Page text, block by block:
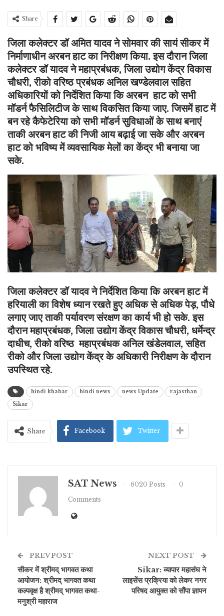
Share
जिला कलेक्टर डॉ अमित यादव ने सोमवार की सायं सीकर में
निर्माणाधीन अरबन हाट का निरीक्षण किया. इस दौरान जिला
कलेक्टर डॉ यादव ने महाप्रबंधक, जिला उद्योग केंद्र विकास
चौधरी, रीको वरिष्ठ प्रबंधक अनिल खण्डेलवाल सहित
अधिकारियों को निर्देशित किया कि अरबन हाट को सभी
मॉडर्न फैसिलिटीज के साथ विकसित किया जाए. जिसमें हाट में
बन रहे कैफेटेरिया को सभी मॉडर्न सुविधाओं के साथ बनाएं
ताकी अरबन हाट की निजी आय बढ़ाई जा सके और अरबन
हाट को भविष्य में व्यवसायिक मेलों का केंद्र भी बनाया जा
सके.
जिला कलेक्टर डॉ यादव ने निर्देशित किया कि अरबन हाट में
हरियाली का विशेष ध्यान रखते हुए अधिक से अधिक पेड़, पौधे
लगाए जाए ताकी पर्यावरण संरक्षण का कार्य भी हो सके. इस
दौरान महाप्रबंधक, जिला उद्योग केंद्र विकास चौधरी, धर्मेन्द्र
दाधीच, रीको वरिष्ठ महाप्रबंधक अनिल खंडेलवाल, सहित
रीको और जिला उद्योग केंद्र के अधिकारी निरीक्षण के दौरान
उपस्थित रहे.
hindi khabar hindi news news Update
rajasthan
Sikar
Share Facebook Twitter
SAT News 6020 Posts
0
Comments
PREV POST
सीकर में श्रीमद् भागवत कथा
आयोजन: श्रीमद् भागवत कथा
कल्पवृक्ष है श्रीमद् भागवत कथा-
मनुश्री महाराज
NEXT POST
Sikar: व्यापार महासंघ ने
लाइसेंस प्रक्रिया को लेकर नगर
परिषद आयुक्त को सौंपा ज्ञापन